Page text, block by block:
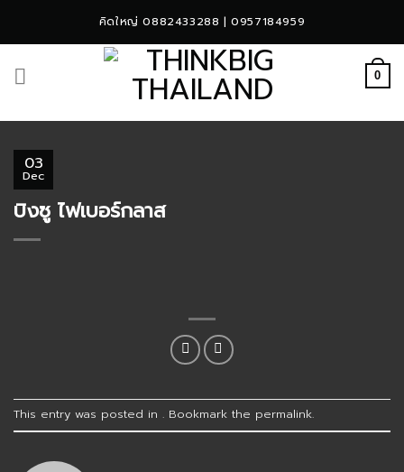
คิดใหญ่ 0882433288 | 0957184959
0
03
Dec
บิงซู ไฟเบอร์กลาส
This entry was posted in . Bookmark the permalink.